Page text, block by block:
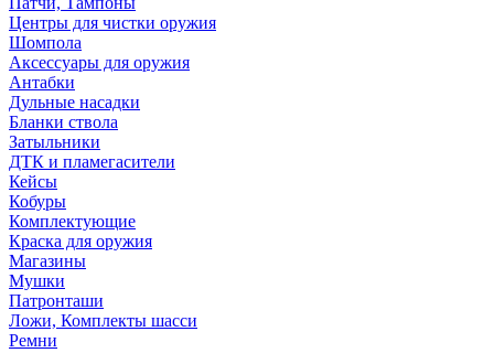
Центры для чистки оружия
Шомпола
Аксессуары для оружия
Антабки
Дульные насадки
Бланки ствола
Затыльники
ДТК и пламегасители
Кейсы
Кобуры
Комплектующие
Краска для оружия
Магазины
Мушки
Патронташи
Ложи, Комплекты шасси
Ремни